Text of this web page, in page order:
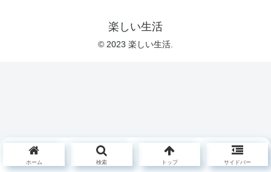
楽しい生活
© 2023 楽しい生活.
ホーム 検索 トップ サイドバー